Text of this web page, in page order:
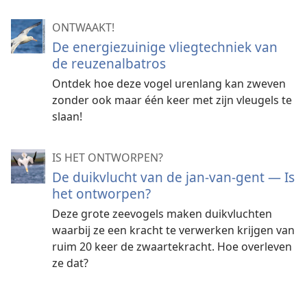
ONTWAAKT!
De energiezuinige vliegtechniek van
de reuzenalbatros
Ontdek hoe deze vogel urenlang kan zweven
zonder ook maar één keer met zijn vleugels te
slaan!
IS HET ONTWORPEN?
De duikvlucht van de jan-van-gent — Is
het ontworpen?
Deze grote zeevogels maken duikvluchten
waarbij ze een kracht te verwerken krijgen van
ruim 20 keer de zwaartekracht. Hoe overleven
ze dat?